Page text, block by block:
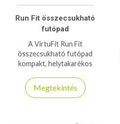
Run Fit összecsukható
futópad
A VirtuFit Run Fit
összecsukható futópad
kompakt, helytakarékos
és ideális otthoni edzéshez,
különböző futóprogramokkal.
Megtekintés